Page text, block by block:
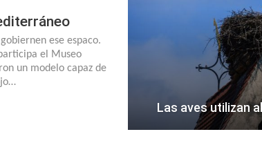
ese espaco.
el Museo
un modelo capaz de
Las aves utilizan